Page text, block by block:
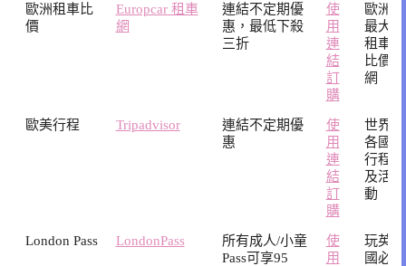
歐洲租車比
價
Europcar 租車
網
連結不定期優
惠，最低下殺
三折
使
用
連
結
訂
購
歐洲
最大
租車
比價
網
歐美行程 Tripadvisor
連結不定期優
惠
使
用
連
結
訂
購
世界
各國
行程
及活
動
London Pass LondonPass
所有成人/小童
Pass可享95
使
用
玩英
國必